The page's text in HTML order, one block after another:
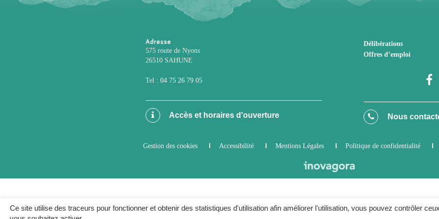
Ce site utilise des traceurs pour fonctionner et obtenir des statistiques d'utilisation afin améliorer l'utilisation, vous pouvez contrôler
Adresse
575 route de Nyons
26510 SAHUNE
Tel : 04 75 26 79 05
Accès et horaires d'ouverture
Délibérations
Offres d’emploi
Nous
Gestion des cookies Accessibilité Mentions Légales Politique de confidentialité